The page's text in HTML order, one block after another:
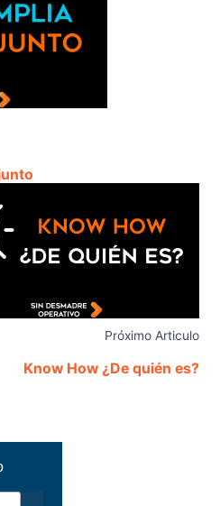
Próximo Articulo
Know How ¿De quién es?